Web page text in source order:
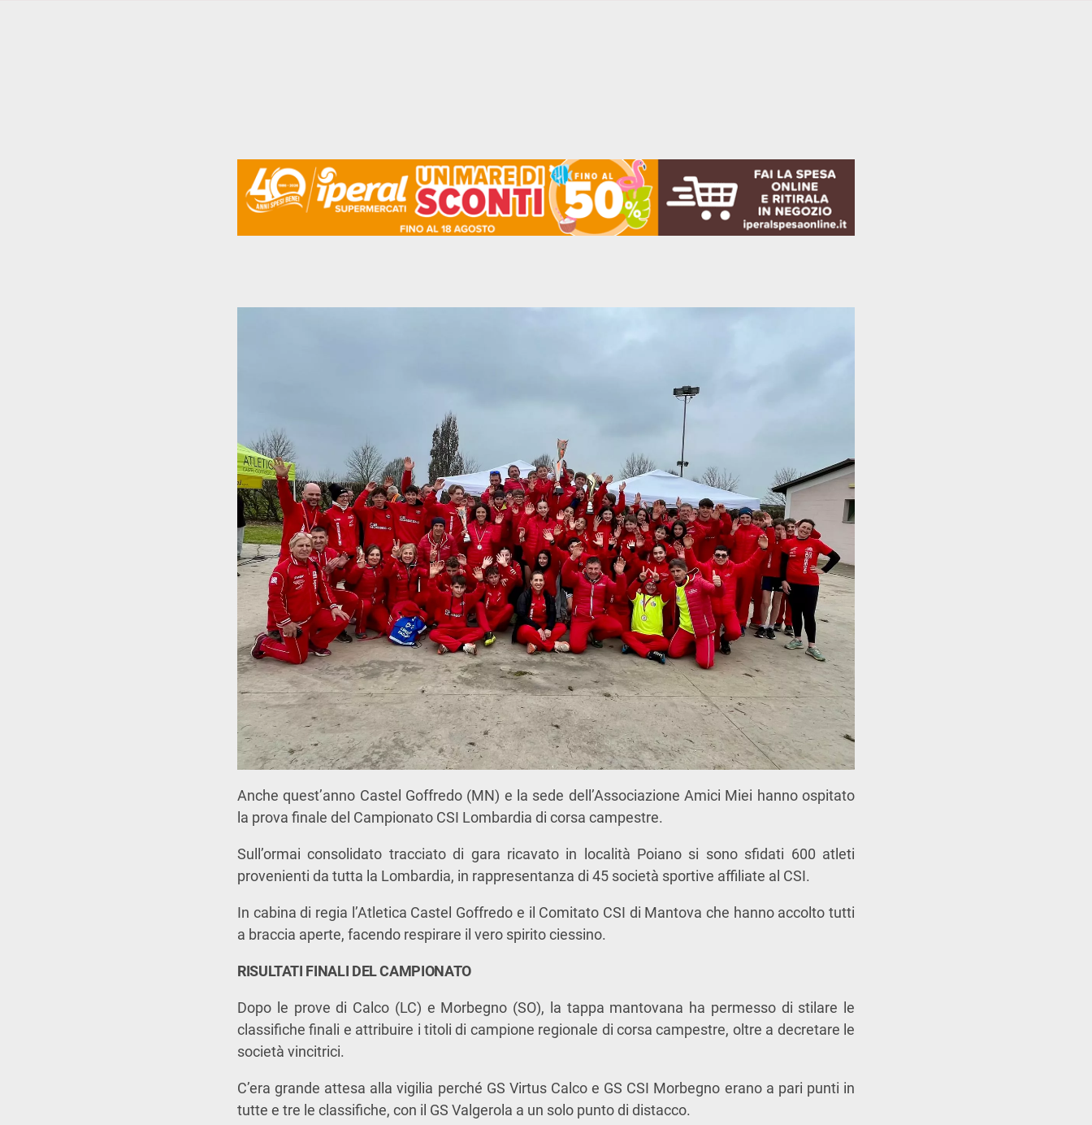
Anche quest’anno Castel Goffredo (MN) e la sede dell’Associazione Amici Miei hanno ospitato
la prova finale del Campionato CSI Lombardia di corsa campestre.
Sull’ormai consolidato tracciato di gara ricavato in località Poiano si sono sfidati 600 atleti
provenienti da tutta la Lombardia, in rappresentanza di 45 società sportive affiliate al CSI.
In cabina di regia l’Atletica Castel Goffredo e il Comitato CSI di Mantova che hanno accolto tutti
a braccia aperte, facendo respirare il vero spirito ciessino.
RISULTATI FINALI DEL CAMPIONATO
Dopo le prove di Calco (LC) e Morbegno (SO), la tappa mantovana ha permesso di stilare le
classifiche finali e attribuire i titoli di campione regionale di corsa campestre, oltre a decretare le
società vincitrici.
C’era grande attesa alla vigilia perché GS Virtus Calco e GS CSI Morbegno erano a pari punti in
tutte e tre le classifiche, con il GS Valgerola a un solo punto di distacco.